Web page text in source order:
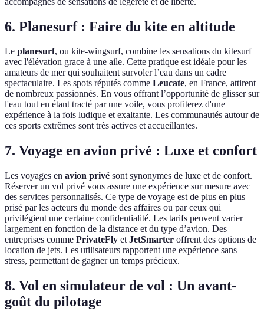
6. Planesurf : Faire du kite en altitude
Le planesurf, ou kite-wingsurf, combine les sensations du kitesurf
avec l'élévation grace à une aile. Cette pratique est idéale pour les
amateurs de mer qui souhaitent survoler l’eau dans un cadre
spectaculaire. Les spots réputés comme Leucate, en France, attirent
de nombreux passionnés. En vous offrant l’opportunité de glisser sur
l'eau tout en étant tracté par une voile, vous profiterez d'une
expérience à la fois ludique et exaltante. Les communautés autour de
ces sports extrêmes sont très actives et accueillantes.
7. Voyage en avion privé : Luxe et confort
Les voyages en avion privé sont synonymes de luxe et de confort.
Réserver un vol privé vous assure une expérience sur mesure avec
des services personnalisés. Ce type de voyage est de plus en plus
prisé par les acteurs du monde des affaires ou par ceux qui
privilégient une certaine confidentialité. Les tarifs peuvent varier
largement en fonction de la distance et du type d’avion. Des
entreprises comme PrivateFly et JetSmarter offrent des options de
location de jets. Les utilisateurs rapportent une expérience sans
stress, permettant de gagner un temps précieux.
8. Vol en simulateur de vol : Un avant-
goût du pilotage